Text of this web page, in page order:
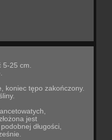
5-25 cm.
koniec tępo zakończony.
jest
długości,